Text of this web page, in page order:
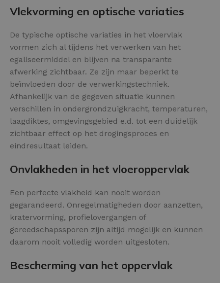
Vlekvorming en optische variaties
De typische optische variaties in het vloervlak
vormen zich al tijdens het verwerken van het
egaliseermiddel en blijven na transparante
afwerking zichtbaar. Ze zijn maar beperkt te
beïnvloeden door de verwerkingstechniek.
Afhankelijk van de gegeven situatie kunnen
verschillen in ondergrondzuigkracht, temperaturen,
laagdiktes, omgevingsgebied e.d. tot een duidelijk
zichtbaar effect op het drogingsproces en
eindresultaat leiden.
Onvlakheden in het vloeroppervlak
Een perfecte vlakheid kan nooit worden
gegarandeerd. Onregelmatigheden door aanzetten,
kratervorming, profielovergangen of
gereedschapssporen zijn altijd mogelijk en kunnen
daarom nooit volledig worden uitgesloten.
Bescherming van het oppervlak